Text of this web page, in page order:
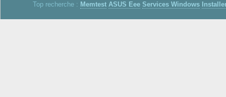
Top recherche : Memtest ASUS Eee Services Windows